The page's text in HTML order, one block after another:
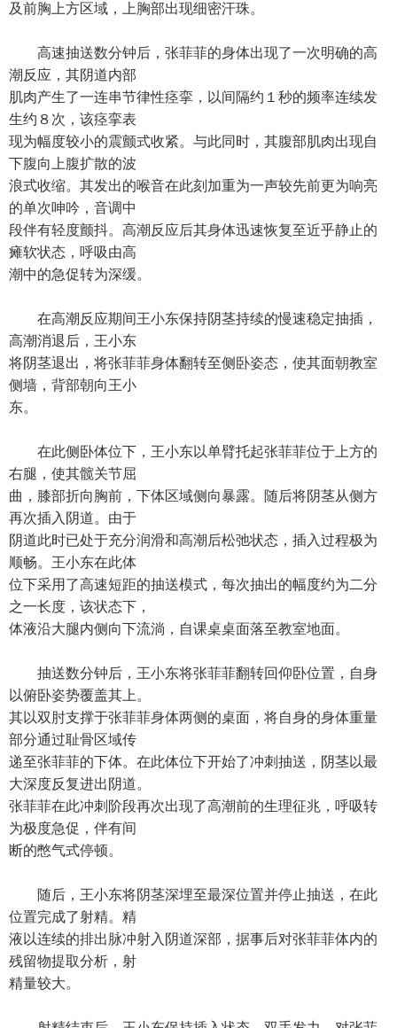
及前胸上方区域，上胸部出现细密汗珠。
高速抽送数分钟后，张菲菲的身体出现了一次明确的高
潮反应，其阴道内部
肌肉产生了一连串节律性痉挛，以间隔约１秒的频率连续发
生约８次，该痉挛表
现为幅度较小的震颤式收紧。与此同时，其腹部肌肉出现自
下腹向上腹扩散的波
浪式收缩。其发出的喉音在此刻加重为一声较先前更为响亮
的单次呻吟，音调中
段伴有轻度颤抖。高潮反应后其身体迅速恢复至近乎静止的
瘫软状态，呼吸由高
潮中的急促转为深缓。
在高潮反应期间王小东保持阴茎持续的慢速稳定抽插，
高潮消退后，王小东
将阴茎退出，将张菲菲身体翻转至侧卧姿态，使其面朝教室
侧墙，背部朝向王小
东。
在此侧卧体位下，王小东以单臂托起张菲菲位于上方的
右腿，使其髋关节屈
曲，膝部折向胸前，下体区域侧向暴露。随后将阴茎从侧方
再次插入阴道。由于
阴道此时已处于充分润滑和高潮后松弛状态，插入过程极为
顺畅。王小东在此体
位下采用了高速短距的抽送模式，每次抽出的幅度约为二分
之一长度，该状态下，
体液沿大腿内侧向下流淌，自课桌桌面落至教室地面。
抽送数分钟后，王小东将张菲菲翻转回仰卧位置，自身
以俯卧姿势覆盖其上。
其以双肘支撑于张菲菲身体两侧的桌面，将自身的身体重量
部分通过耻骨区域传
递至张菲菲的下体。在此体位下开始了冲刺抽送，阴茎以最
大深度反复进出阴道。
张菲菲在此冲刺阶段再次出现了高潮前的生理征兆，呼吸转
为极度急促，伴有间
断的憋气式停顿。
随后，王小东将阴茎深埋至最深位置并停止抽送，在此
位置完成了射精。精
液以连续的排出脉冲射入阴道深部，据事后对张菲菲体内的
残留物提取分析，射
精量较大。